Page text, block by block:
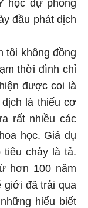
học dự phòng
đầu phát dịch
tôi không đồng
thời đình chỉ
được coi là
là thiếu cơ
rất nhiều các
học. Giả dụ
chảy là tả.
hơn 100 năm
giới đã trải qua
hiểu biết